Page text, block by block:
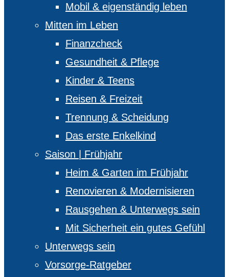
Mobil & eigenständig leben
Mitten im Leben
Finanzcheck
Gesundheit & Pflege
Kinder & Teens
Reisen & Freizeit
Trennung & Scheidung
Das erste Enkelkind
Saison | Frühjahr
Heim & Garten im Frühjahr
Renovieren & Modernisieren
Rausgehen & Unterwegs sein
Mit Sicherheit ein gutes Gefühl
Unterwegs sein
Vorsorge-Ratgeber